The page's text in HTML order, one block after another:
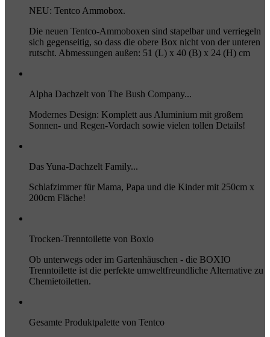
NEU: Tentco Ammobox.
Die neuen Tentco-Ammoboxen sind stapelbar und verriegeln
sich gegenseitig, so dass die obere Box nicht von der unteren
rutscht. Abmessungen außen: 51 (L) x 40 (B) x 24 (H) cm
Alpha Dachzelt von The Bush Company...
Modernes Design: Komplett aus Aluminium mit großem
Sonnen- und Regen-Vordach sowie vielen tollen Details!
Das Yuna-Dachzelt Family...
Schlafzimmer für Mama, Papa und die Kinder mit 250cm x
200cm Fläche!
Trocken-Trenntoilette von Boxio
Ob unterwegs oder im Gartenhäuschen - die BOXIO
Trenntoilette ist die perfekte umweltfreundliche Alternative zu
Chemietoiletten.
Gesamte Produktpalette von Tentco